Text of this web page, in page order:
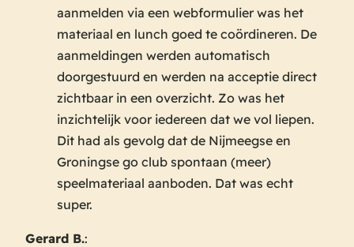
aanmelden via een webformulier was het
materiaal en lunch goed te coördineren. De
aanmeldingen werden automatisch
doorgestuurd en werden na acceptie direct
zichtbaar in een overzicht. Zo was het
inzichtelijk voor iedereen dat we vol liepen.
Dit had als gevolg dat de Nijmeegse en
Groningse go club spontaan (meer)
speelmateriaal aanboden. Dat was echt
super.
Gerard B.: